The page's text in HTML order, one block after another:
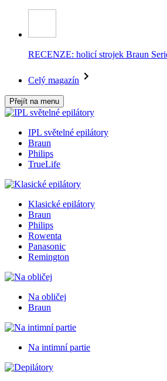
RECENZE: holicí strojek Braun
Celý magazín
Přejít na menu
IPL světelné epilátory
Braun
Philips
TrueLife
Klasické epilátory
Braun
Philips
Rowenta
Panasonic
Remington
Na obličej
Braun
Na intimní partie